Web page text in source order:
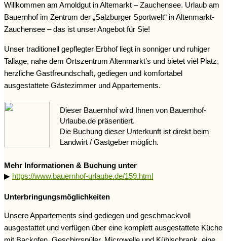
Willkommen am Arnoldgut in Altemarkt – Zauchensee. Urlaub am
Bauernhof im Zentrum der „Salzburger Sportwelt“ in Altenmarkt-
Zauchensee – das ist unser Angebot für Sie!
Unser traditionell gepflegter Erbhof liegt in sonniger und ruhiger
Tallage, nahe dem Ortszentrum Altenmarkt’s und bietet viel Platz,
herzliche Gastfreundschaft, gediegen und komfortabel
ausgestattete Gästezimmer und Appartements.
Dieser Bauernhof wird Ihnen von Bauernhof-
Urlaube.de präsentiert.
Die Buchung dieser Unterkunft ist direkt beim
Landwirt / Gastgeber möglich.
Mehr Informationen & Buchung unter
▶ https://www.bauernhof-urlaube.de/159.html
Unterbringungsmöglichkeiten
Unsere Appartements sind gediegen und geschmackvoll
ausgestattet und verfügen über eine komplett ausgestattete Küche